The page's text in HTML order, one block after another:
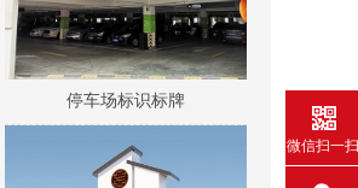
停车场标识标牌
微信扫一扫